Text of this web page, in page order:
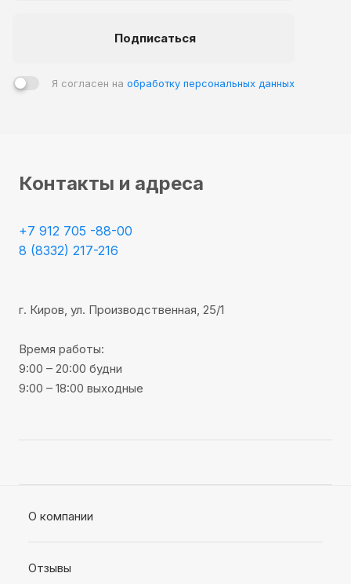
Подписаться
Я согласен на обработку персональных данных
Контакты и адреса
+7 912 705 -88-00
8 (8332) 217-216
г. Киров, ул. Производственная, 25/1
Время работы:
9:00 – 20:00 будни
9:00 – 18:00 выходные
О компании
Отзывы